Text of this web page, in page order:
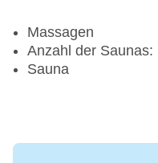
Massagen
Anzahl der Saunas:
Sauna